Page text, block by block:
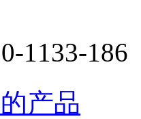
1133-186
产品